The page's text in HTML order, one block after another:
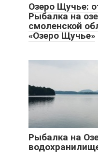
Озеро Щучье:
Рыбалка на
смоленской
«Озеро Щучье»
Рыбалка на